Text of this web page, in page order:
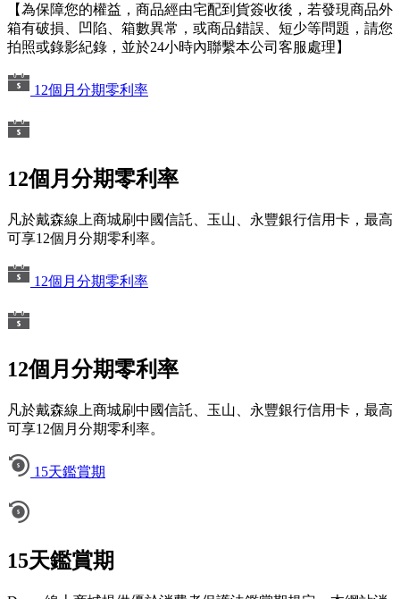
【為保障您的權益，商品經由宅配到貨簽收後，若發現商品外
箱有破損、凹陷、箱數異常，或商品錯誤、短少等問題，請您
拍照或錄影紀錄，並於24小時內聯繫本公司客服處理】
12個月分期零利率
12個月分期零利率
凡於戴森線上商城刷中國信託、玉山、永豐銀行信用卡，最高
可享12個月分期零利率。
12個月分期零利率
12個月分期零利率
凡於戴森線上商城刷中國信託、玉山、永豐銀行信用卡，最高
可享12個月分期零利率。
15天鑑賞期
15天鑑賞期